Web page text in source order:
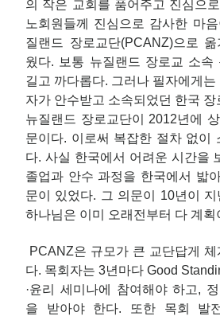
의 작은 교회를 품어주고 진심으
노회원들께 진심으로 감사한 마
질랜드 장로교단(PCANZ)으로
웠다. 보통 뉴질랜드 장로교 소속
길고 까다롭다. 그러나 필자에게는
자가 안수받고 소속되었던 한국
뉴질랜드 장로교단이 2012년에
문이다. 이로써 복잡한 절차 없이
다. 사실 한국에서 어려운 시간을
졸업과 안수 과정을 한국에서 밟
문이 있었다. 그 의문이 10년이
하나님은 이미 오래전부터 다 계획
PCANZ은 규모가 큰 교단답게
다. 목회자는 3년마다 Good
·윤리 세미나에 참여해야 하고,
을 받아야 한다. 또한 목회 발